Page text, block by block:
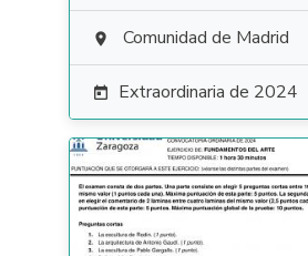
 Comunidad de Madrid
 Extraordinaria de 2024